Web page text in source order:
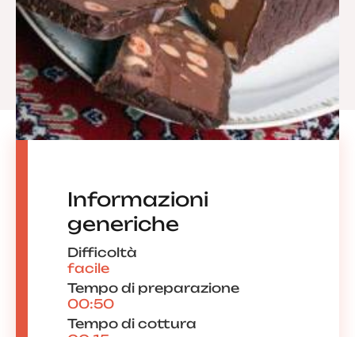
Informazioni
generiche
Difficoltà
facile
Tempo di preparazione
00:50
Tempo di cottura